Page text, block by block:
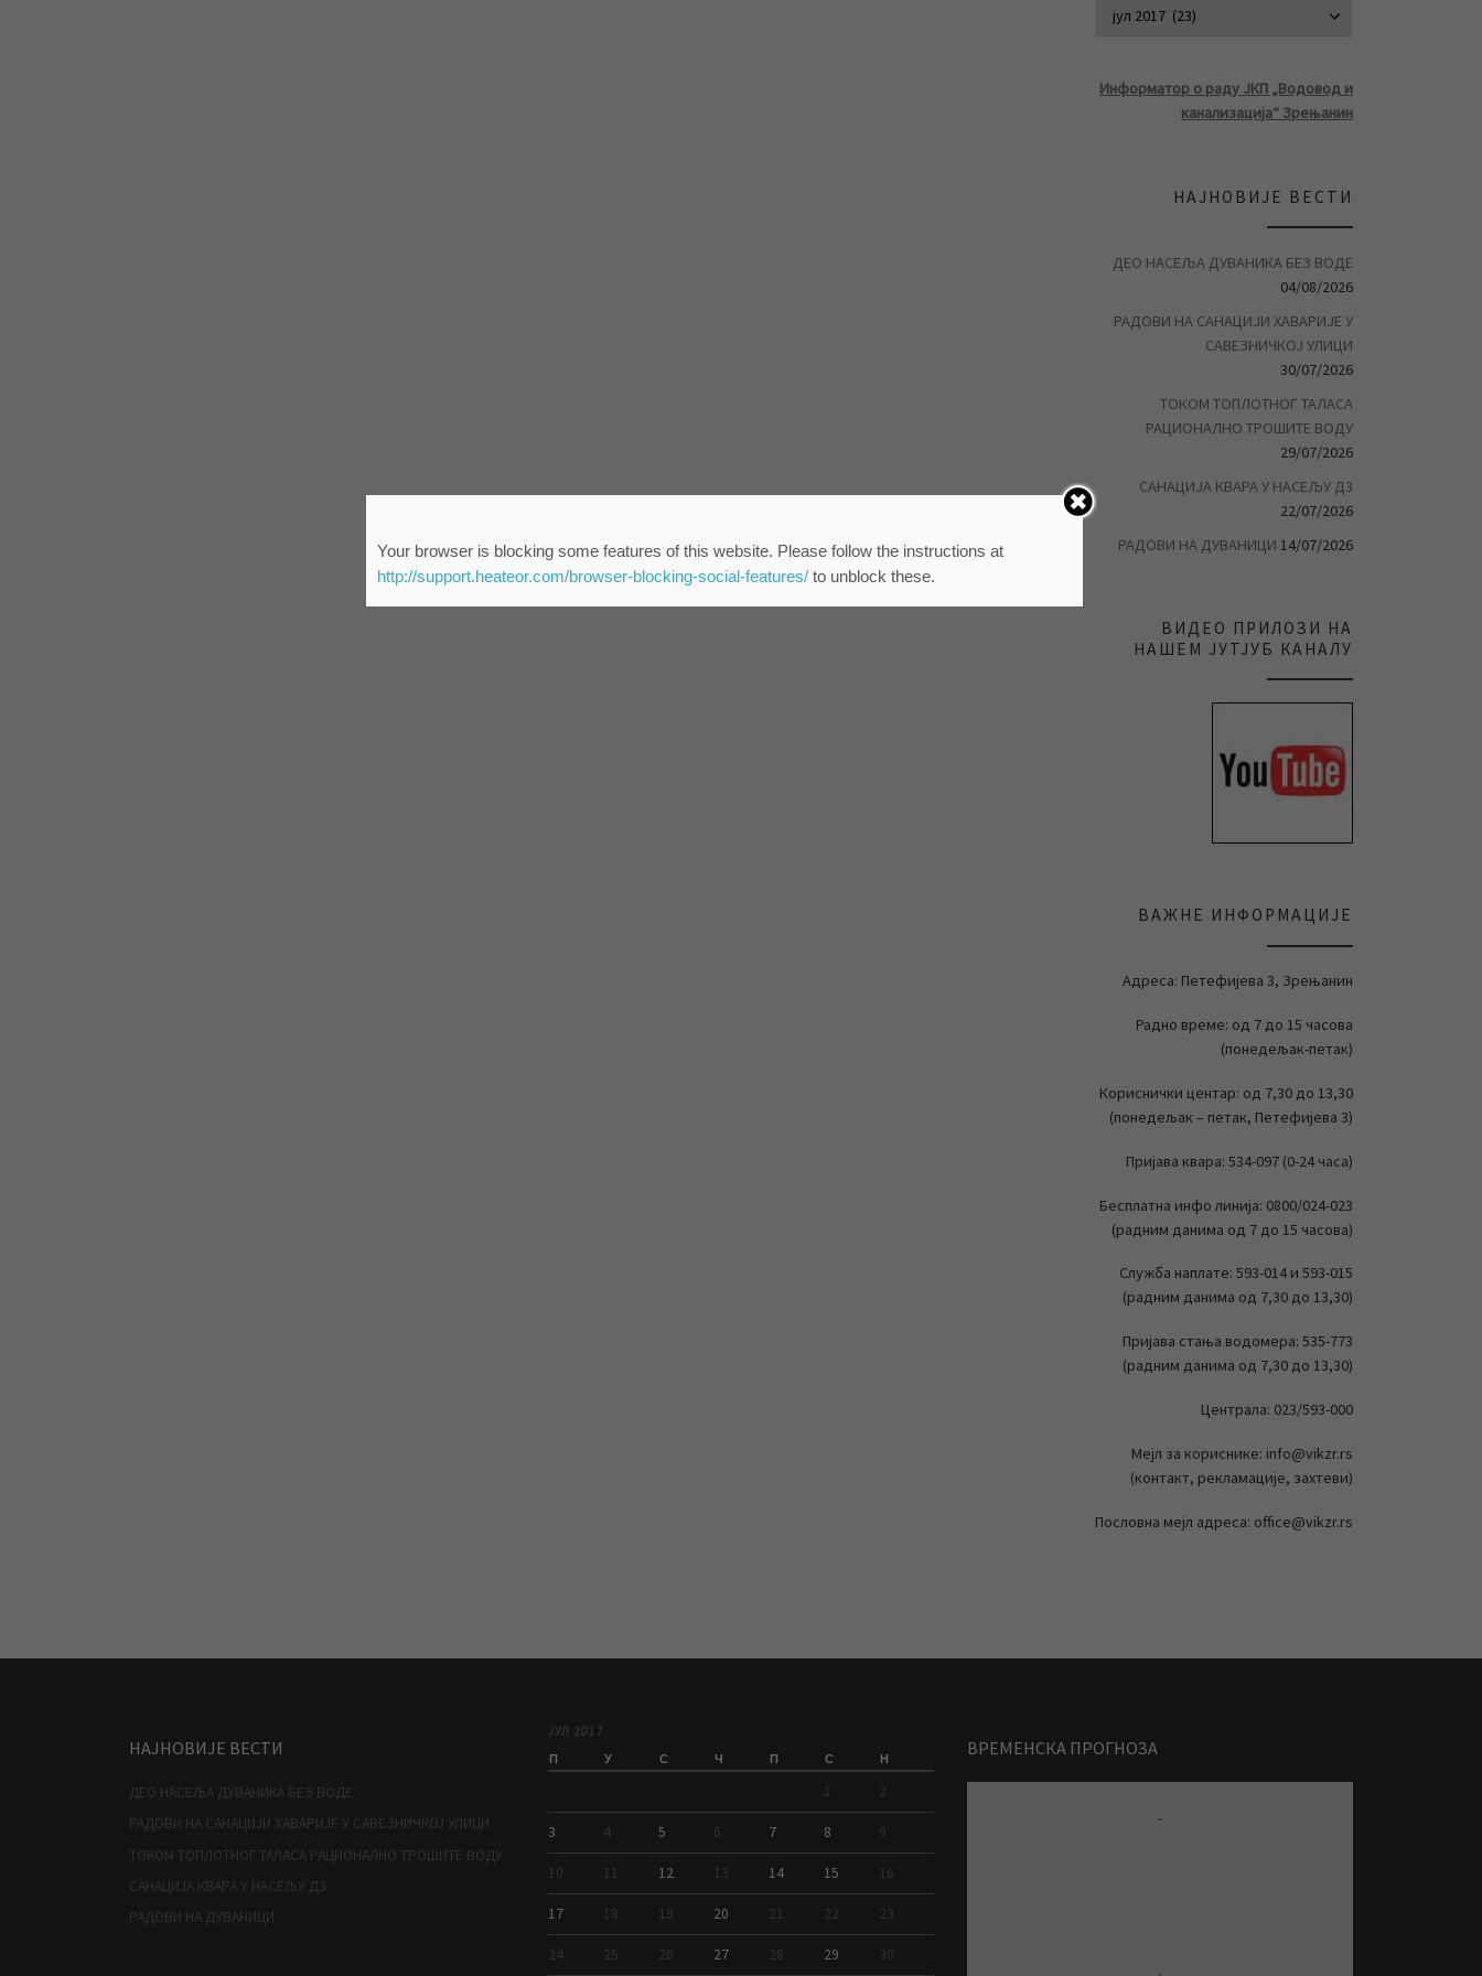
Информатор о раду ЈКП „Водовод и
канализација“ Зрењанин
НАЈНОВИЈЕ ВЕСТИ
ДЕО НАСЕЉА ДУВАНИКА БЕЗ ВОДЕ
04/08/2026
РАДОВИ НА САНАЦИЈИ ХАВАРИЈЕ У
САВЕЗНИЧКОЈ УЛИЦИ
30/07/2026
ТОКОМ ТОПЛОТНОГ ТАЛАСА
РАЦИОНАЛНО ТРОШИТЕ ВОДУ
29/07/2026
САНАЦИЈА КВАРА У НАСЕЉУ Д3
22/07/2026
РАДОВИ НА ДУВАНИЦИ 14/07/2026
ВИДЕО ПРИЛОЗИ НА
НАШЕМ ЈУТЈУБ КАНАЛУ
ВАЖНЕ ИНФОРМАЦИЈЕ
Адреса: Петефијева 3, Зрењанин
Радно време: од 7 до 15 часова
(понедељак-петак)
Кориснички центар: од 7,30 до 13,30
(понедељак – петак, Петефијева 3)
Пријава квара: 534-097 (0-24 часа)
Бесплатна инфо линија: 0800/024-023
(радним данима од 7 до 15 часова)
Служба наплате: 593-014 и 593-015
(радним данима од 7,30 до 13,30)
Пријава стања водомера: 535-773
(радним данима од 7,30 до 13,30)
Централа: 023/593-000
Мејл за кориснике: info@vikzr.rs
(контакт, рекламације, захтеви)
Пословна мејл адреса: office@vikzr.rs
НАЈНОВИЈЕ ВЕСТИ
ДЕО НАСЕЉА ДУВАНИКА БЕЗ ВОДЕ
РАДОВИ НА САНАЦИЈИ ХАВАРИЈЕ У САВЕЗНИЧКОЈ УЛИЦИ
ТОКОМ ТОПЛОТНОГ ТАЛАСА РАЦИОНАЛНО ТРОШИТЕ ВОДУ
САНАЦИЈА КВАРА У НАСЕЉУ Д3
РАДОВИ НА ДУВАНИЦИ
ЈУЛ 2017.
П У С Ч П С Н
1 2
3 4 5 6 7 8 9
10 11 12 13 14 15 16
17 18 19 20 21 22 23
24 25 26 27 28 29 30
ВРЕМЕНСКА ПРОГНОЗА
-
Your browser is blocking some features of this website. Please follow the instructions at
http://support.heateor.com/browser-blocking-social-features/to unblock these.